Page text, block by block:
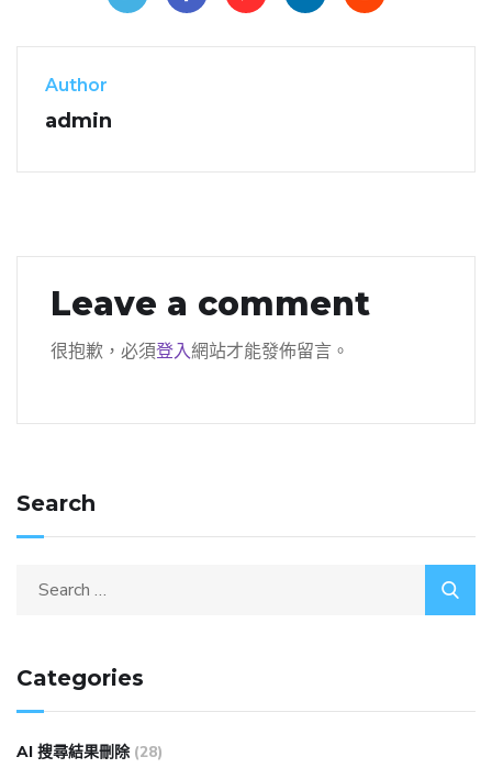
Author
admin
Leave a comment
很抱歉，必須登入網站才能發佈留言。
Search
Categories
AI 搜尋結果刪除 (28)